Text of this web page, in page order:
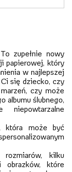
zupełnie nowy
papierowej, który
w najlepszej
się dziecko, czy
czy może
albumu ślubnego,
która może być
kilku
obrazków, które